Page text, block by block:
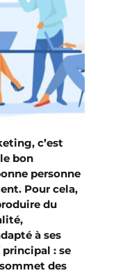
c’est
le bon
personne
Pour cela,
du
à ses
: se
des